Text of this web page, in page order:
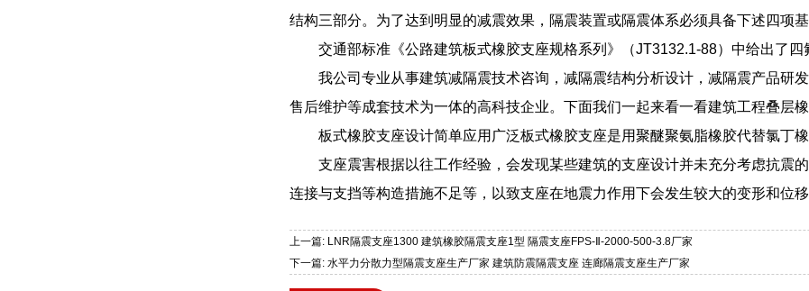
结构三部分。为了达到明显的减震效果，隔震装置或隔震体系必须具备下述四项基
交通部标准《公路建筑板式橡胶支座规格系列》（JT3132.1-88）中给出了四
我公司专业从事建筑减隔震技术咨询，减隔震结构分析设计，减隔震产品研
售后维护等成套技术为一体的高科技企业。下面我们一起来看一看建筑工程叠层
板式橡胶支座设计简单应用广泛板式橡胶支座是用聚醚聚氨脂橡胶代替氯丁
支座震害根据以往工作经验，会发现某些建筑的支座设计并未充分考虑抗震
连接与支挡等构造措施不足等，以致支座在地震力作用下会发生较大的变形和位移
上一篇: LNR隔震支座1300 建筑橡胶隔震支座1型 隔震支座FPS-Ⅱ-2000-500-3.8厂家
下一篇: 水平力分散力型隔震支座生产厂家 建筑防震隔震支座 连廊隔震支座生产厂家